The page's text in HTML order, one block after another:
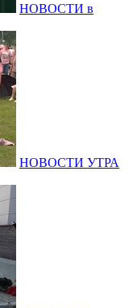
НОВОСТИ в
НОВОСТИ УТРА